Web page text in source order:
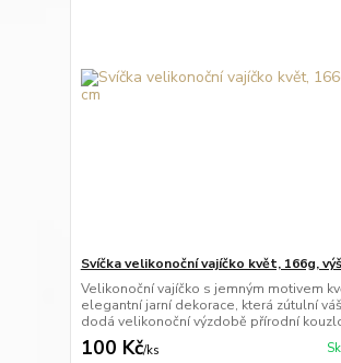
Svíčka velikonoční vajíčko květ, 166g,
Velikonoční vajíčko s jemným motivem
elegantní jarní dekorace, která zútulní
dodá velikonoční výzdobě přírodní
100 Kč/ks